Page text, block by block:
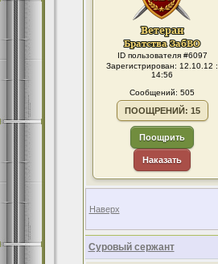
ID пользователя #6097
Зарегистрирован: 12.10.12 :
14:56
Сообщений: 505
ПООЩРЕНИЙ: 15
Поощрить
Наказать
Наверх
Суровый сержант